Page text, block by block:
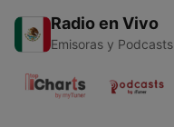
Radio en Vivo
Emisoras y Podcasts